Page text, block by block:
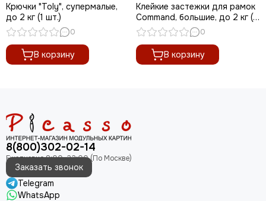
Крючки "Toly", супермалые,
до 2 кг (1 шт.)
0
В корзину
Клейкие застежки для рамок
Command, большие, до 2 кг (1
шт.)
0
В корзину
8(800)302-02-14
Заказать звонок
Telegram
WhatsApp